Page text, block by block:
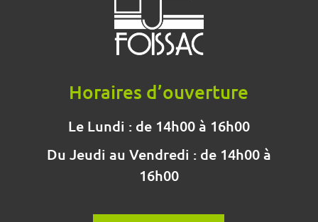
Horaires d’ouverture
Le Lundi : de 14h00 à 16h00
Du Jeudi au Vendredi : de 14h00 à
16h00